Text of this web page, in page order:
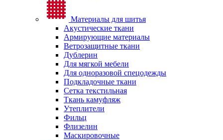
Материалы для шитья
Акустические ткани
Армирующие материалы
Ветрозащитные ткани
Дублерин
Для мягкой мебели
Для одноразовой спецодежды
Подкладочные ткани
Сетка текстильная
Ткань камуфляж
Утеплители
Фильц
Флизелин
Маскировочные